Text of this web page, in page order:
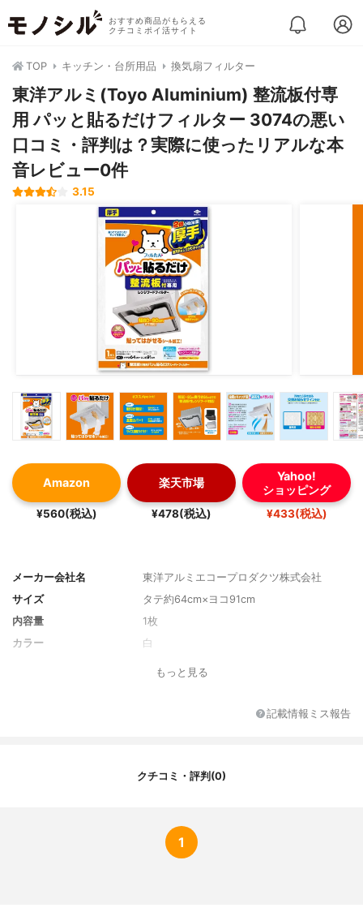
おすすめ商品がもらえる
クチコミポイ活サイト
TOP キッチン・台所用品 換気扇フィルター
東洋アルミ(Toyo Aluminium) 整流板付専
用 パッと貼るだけフィルター 3074の悪い
口コミ・評判は？実際に使ったリアルな本
音レビュー0件
3.15
Amazon
¥560(税込)
楽天市場
¥478(税込)
Yahoo!
ショッピング
¥433(税込)
メーカー会社名
東洋アルミエコープロダクツ株式会社
サイズ
タテ約64cm×ヨコ91cm
内容量
1枚
カラー
白
もっと見る
記載情報ミス報告
クチコミ・評判(0)
1